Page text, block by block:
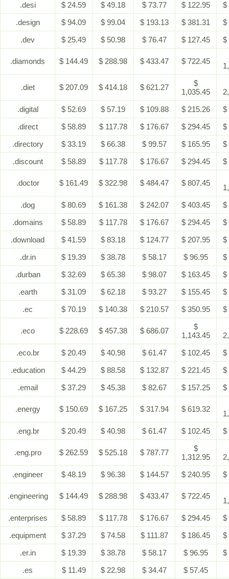
.desi
$ 24.59 $ 49.18 $ 73.77 $ 122.95
$
.design
$ 94.09 $ 99.04 $ 193.13 $ 381.31
$
.dev
$ 25.49 $ 50.98 $ 76.47 $ 127.45 $
.diamonds $ 144.49 $ 288.98 $ 433.47 $ 722.45
.diet $ 207.09 $ 414.18 $ 621.27
$
1,035.45
.digital
$ 52.69 $ 57.19 $ 109.88 $ 215.26
$
.direct
$ 58.89 $ 117.78 $ 176.67 $ 294.45
$
.directory
$ 33.19 $ 66.38 $ 99.57 $ 165.95
$
.discount
$ 58.89 $ 117.78 $ 176.67 $ 294.45 $
.doctor $ 161.49 $ 322.98 $ 484.47 $ 807.45
.dog
$ 80.69 $ 161.38 $ 242.07 $ 403.45
$
.domains
$ 58.89 $ 117.78 $ 176.67 $ 294.45
$
.download
$ 41.59 $ 83.18 $ 124.77 $ 207.95
$
.dr.in
$ 19.39 $ 38.78 $ 58.17 $ 96.95
$
.durban
$ 32.69 $ 65.38 $ 98.07 $ 163.45
$
.earth
$ 31.09 $ 62.18 $ 93.27 $ 155.45
$
.ec
$ 70.19 $ 140.38 $ 210.57 $ 350.95 $
.eco $ 228.69 $ 457.38 $ 686.07
$
1,143.45
.eco.br
$ 20.49 $ 40.98 $ 61.47 $ 102.45
$
.education
$ 44.29 $ 88.58 $ 132.87 $ 221.45
$
.email
$ 37.29 $ 45.38 $ 82.67 $ 157.25 $
.energy $ 150.69 $ 167.25 $ 317.94 $ 619.32
.eng.br
$ 20.49 $ 40.98 $ 61.47 $ 102.45 $
.eng.pro $ 262.59 $ 525.18 $ 787.77
$
1,312.95
.engineer
$ 48.19 $ 96.38 $ 144.57 $ 240.95 $
.engineering $ 144.49 $ 288.98 $ 433.47 $ 722.45
.enterprises
$ 58.89 $ 117.78 $ 176.67 $ 294.45
$
.equipment
$ 37.29 $ 74.58 $ 111.87 $ 186.45
$
.er.in
$ 19.39 $ 38.78 $ 58.17 $ 96.95
$
.es
$ 11.49 $ 22.98 $ 34.47 $ 57.45